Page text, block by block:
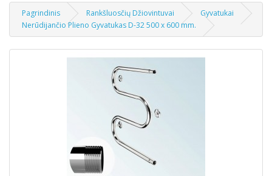
Pagrindinis Rankšluosčių Džiovintuvai
Gyvatukai
Nerūdijančio Plieno Gyvatukas D-32 500 x 600 mm.